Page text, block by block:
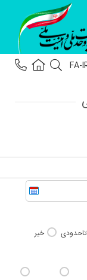
FA-
تاحدودی خیر